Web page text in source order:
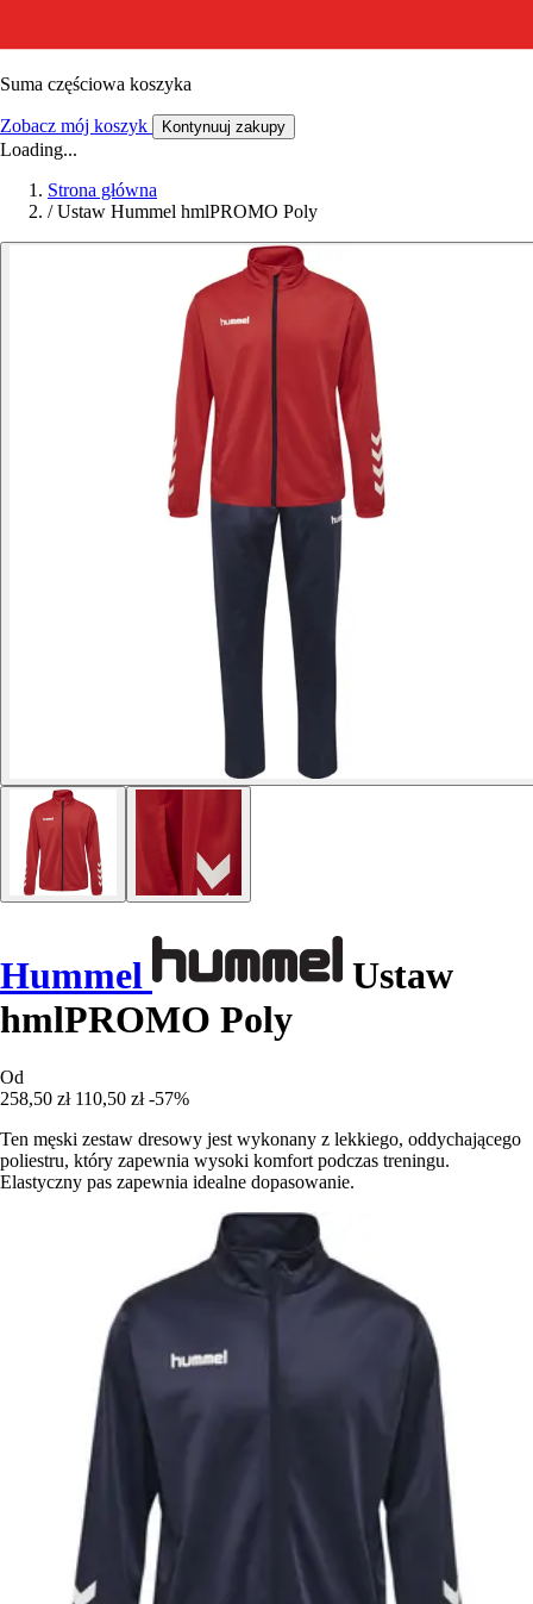
Suma częściowa koszyka
Zobacz mój koszyk Kontynuuj zakupy
Loading...
Strona główna
/ Ustaw Hummel hmlPROMO Poly
Hummel
Ustaw
hmlPROMO Poly
Od
258,50 zł 110,50 zł -57%
Ten męski zestaw dresowy jest wykonany z lekkiego, oddychającego
poliestru, który zapewnia wysoki komfort podczas treningu.
Elastyczny pas zapewnia idealne dopasowanie.